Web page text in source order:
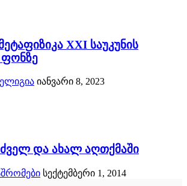
XXI საუკუნის
ფონზე
იანვარი 8, 2023
და ახალ აღთქმაში
სექტემბერი 1, 2014